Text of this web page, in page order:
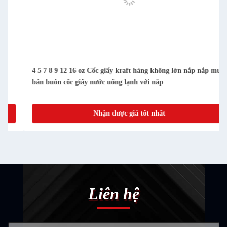
4 5 7 8 9 12 16 oz Cốc giấy kraft hàng không lớn nắp nắp mua
bán buôn cốc giấy nước uống lạnh với nắp
Nhận được giá tốt nhất
Liên hệ